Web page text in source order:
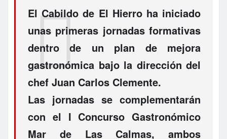
El Cabildo de El Hierro ha iniciado
unas primeras jornadas formativas
dentro de un plan de mejora
gastronómica bajo la dirección del
chef Juan Carlos Clemente.
Las jornadas se complementarán
con el I Concurso Gastronómico
Mar de Las Calmas, ambos